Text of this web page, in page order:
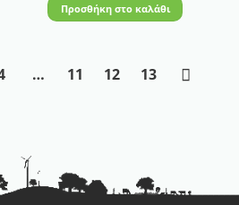
Προσθήκη στο καλάθι
… 11 12 13